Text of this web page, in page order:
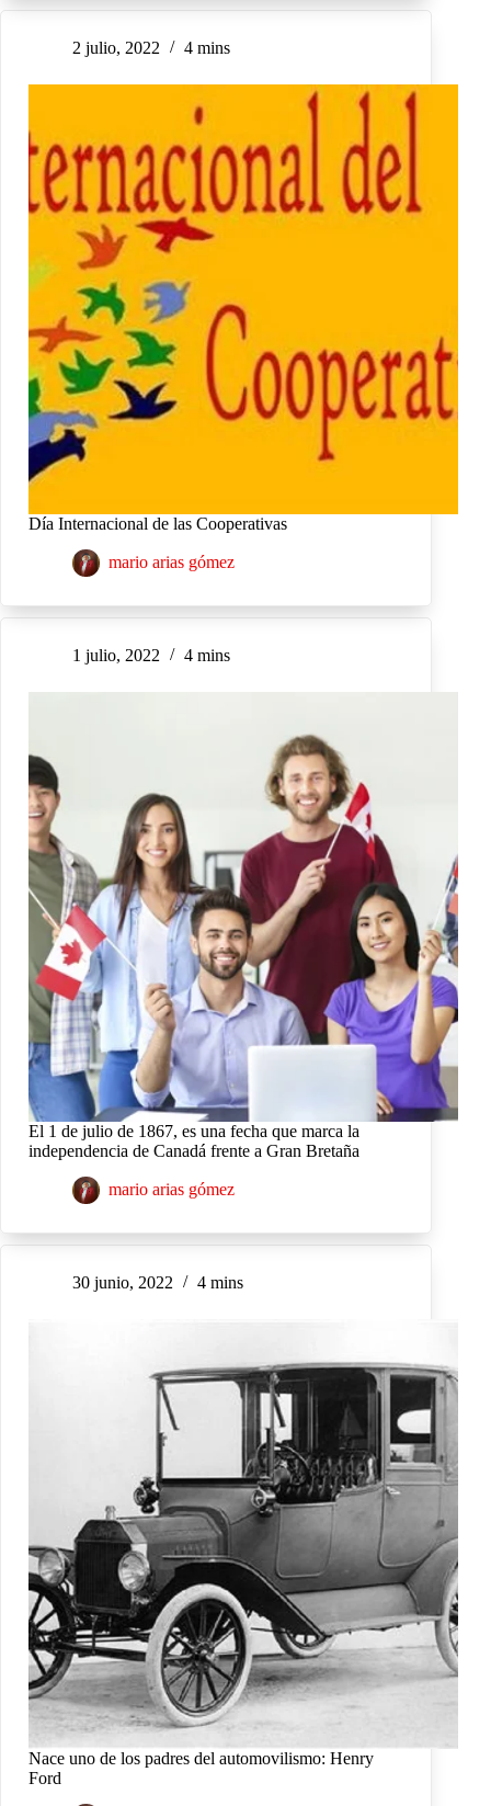
2 julio, 2022 4 mins
Día Internacional de las Cooperativas
mario arias gómez
1 julio, 2022 4 mins
El 1 de julio de 1867, es una fecha que marca la
independencia de Canadá frente a Gran Bretaña
mario arias gómez
30 junio, 2022 4 mins
Nace uno de los padres del automovilismo: Henry
Ford